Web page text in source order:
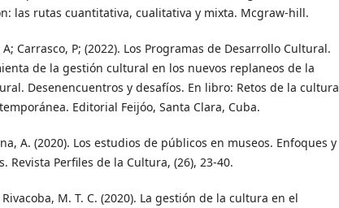
las rutas cuantitativa, cualitativa y mixta. Mcgraw-hill.
Carrasco, P; (2022). Los Programas de Desarrollo Cultural.
de la gestión cultural en los nuevos replaneos de la
Desenencuentros y desafíos. En libro: Retos de la cultura
Editorial Feijóo, Santa Clara, Cuba.
A. (2020). Los estudios de públicos en museos. Enfoques y
Revista Perfiles de la Cultura, (26), 23-40.
Rivacoba, M. T. C. (2020). La gestión de la cultura en el